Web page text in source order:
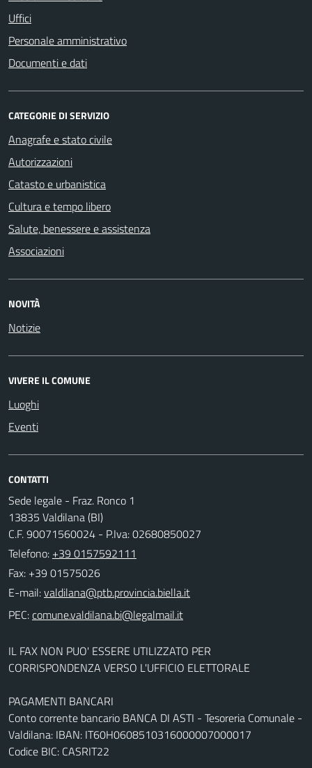
Uffici
Personale amministrativo
Documenti e dati
CATEGORIE DI SERVIZIO
Anagrafe e stato civile
Autorizzazioni
Catasto e urbanistica
Cultura e tempo libero
Salute, benessere e assistenza
Associazioni
NOVITÀ
Notizie
VIVERE IL COMUNE
Luoghi
Eventi
CONTATTI
Sede legale - Fraz. Ronco 1
13835 Valdilana (BI)
C.F. 90071560024 - P.Iva: 02680850027
Telefono: +39 0157592111
Fax: +39 01575026
E-mail:
PEC:
IL FAX NON PUO' ESSERE UTILIZZATO PER
CORRISPONDENZA VERSO L'UFFICIO ELETTORALE
PAGAMENTI BANCARI
Conto corrente bancario BANCA DI ASTI - Tesoreria Comunale -
Valdilana: IBAN: IT60H0608510316000007000017
Codice BIC: CASRIT22